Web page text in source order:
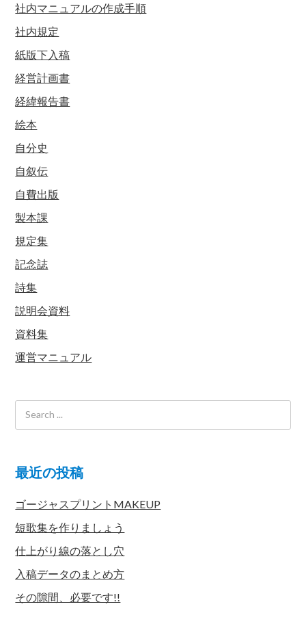
社内マニュアルの作成手順
社内規定
紙版下入稿
経営計画書
経緯報告書
絵本
自分史
自叙伝
自費出版
製本課
規定集
記念誌
詩集
説明会資料
資料集
運営マニュアル
最近の投稿
ゴージャスプリントMAKEUP
短歌集を作りましょう
仕上がり線の落とし穴
入稿データのまとめ方
その隙間、必要です!!